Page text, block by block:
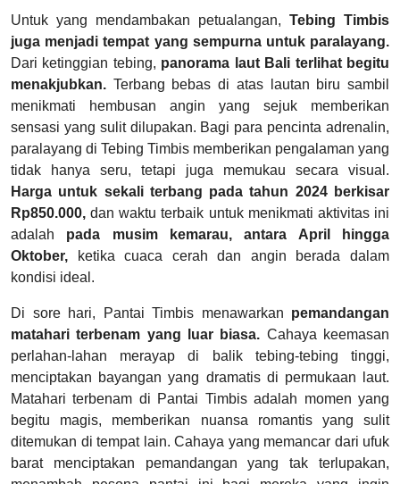
Untuk yang mendambakan petualangan, Tebing Timbis
juga menjadi tempat yang sempurna untuk paralayang.
Dari ketinggian tebing, panorama laut Bali terlihat begitu
menakjubkan. Terbang bebas di atas lautan biru sambil
menikmati hembusan angin yang sejuk memberikan
sensasi yang sulit dilupakan. Bagi para pencinta adrenalin,
paralayang di Tebing Timbis memberikan pengalaman yang
tidak hanya seru, tetapi juga memukau secara visual.
Harga untuk sekali terbang pada tahun 2024 berkisar
Rp850.000, dan waktu terbaik untuk menikmati aktivitas ini
adalah pada musim kemarau, antara April hingga
Oktober, ketika cuaca cerah dan angin berada dalam
kondisi ideal.
Di sore hari, Pantai Timbis menawarkan pemandangan
matahari terbenam yang luar biasa. Cahaya keemasan
perlahan-lahan merayap di balik tebing-tebing tinggi,
menciptakan bayangan yang dramatis di permukaan laut.
Matahari terbenam di Pantai Timbis adalah momen yang
begitu magis, memberikan nuansa romantis yang sulit
ditemukan di tempat lain. Cahaya yang memancar dari ufuk
barat menciptakan pemandangan yang tak terlupakan,